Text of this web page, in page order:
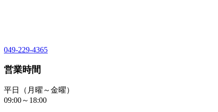
049-229-4365
営業時間
平日（月曜～金曜）
09:00～18:00